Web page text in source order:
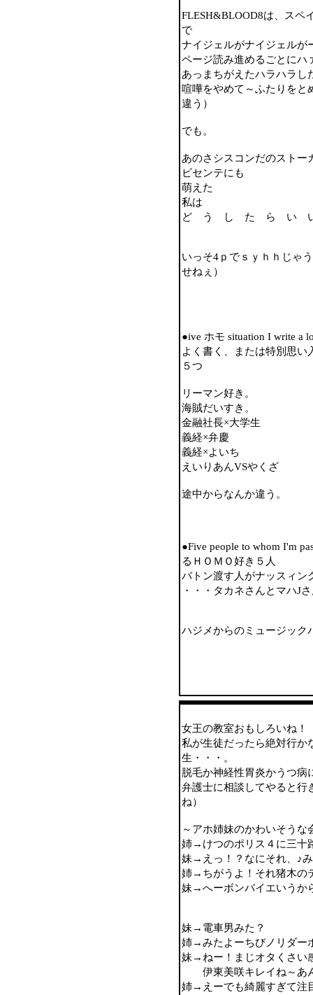
FLESH&BLOOD8は、スペ
で
ナイジェルがナイジェルが
ページ読み進めるごとにハ
あっまちがえたハラハラ
喧嘩をやめて～ふたりをと
違う）
でも。
あのさシスコンだのストー
ビセンテにも
萌えた
私は
ど う し た ら い
いっそ4ｐでｓｙｈｈじゃ
せねぇ）
●ive ホモ situation I write a
よく書く、または特別思
５つ
リーマン好き。
海賊だいすき。
金融社長×大学生
義経×弁慶
義経×よいち
えいりあんVSやくざ
途中からなんか違う。
●Five people to whom I'm
るＨＯＭＯ好き５人
バトン渡す人がナッスィン
・・・タカネさんとマハJ
ハジメからのミュージック
女王の教室おもしろいね！
私が生徒だったら絶対行か
生・・・。
脱毛か神経性胃炎かうつ病
弁護士に相談してやると行
ね）
～アホ姉妹のかわいそうな
姉→けつのポリス４に三十
妹→えっ！？なにそれ、♪
姉→ちがうよ！それ猪木の
妹→へーボンバイエいうか
妹→電車男みた？
姉→みたよーちびノリダー
妹→ねー！まじオタくさい
伊東美咲キレイね～あ
姉→えーでも綺麗すぎて注